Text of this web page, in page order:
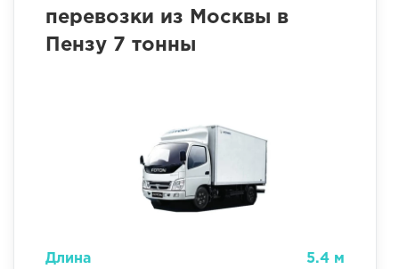
перевозки из Москвы в
Пензу 7 тонны
Длина
5.4 м